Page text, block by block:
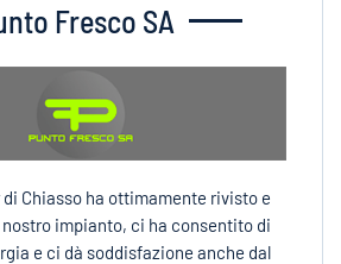
Fresco SA
di Chiasso ha ottimamente rivisto e
impianto, ci ha consentito di
e ci dà soddisfazione anche dal